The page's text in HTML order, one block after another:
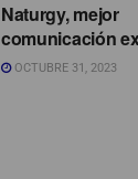
Naturgy, mejor
comunicación
OCTUBRE 31, 2023